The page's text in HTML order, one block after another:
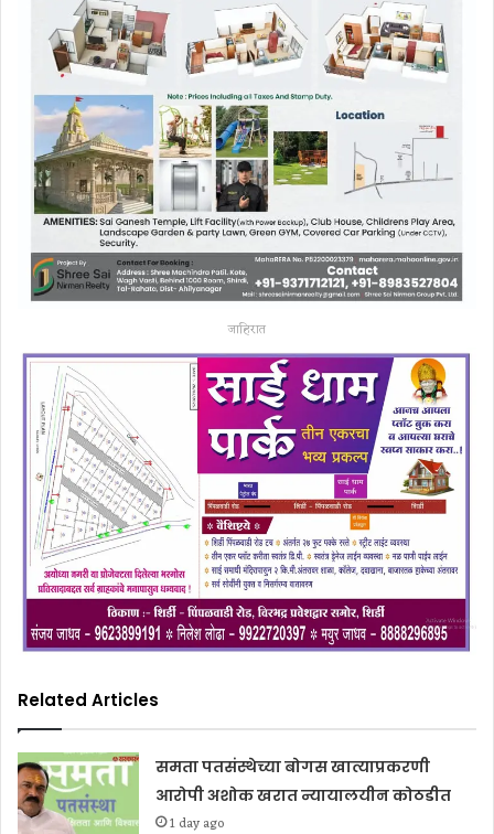
जाहिरात
Related Articles
समता पतसंस्थेच्या बोगस खात्याप्रकरणी
आरोपी अशोक खरात न्यायालयीन कोठडीत
1 day ago